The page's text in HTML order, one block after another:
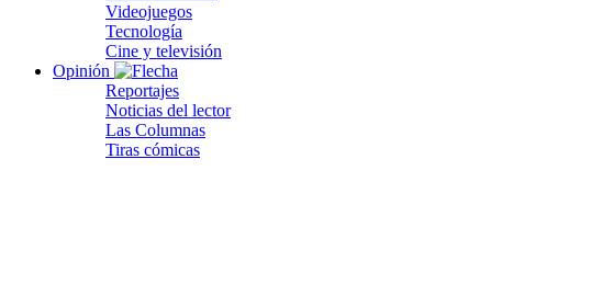
Videojuegos
Tecnología
Cine y televisión
Opinión
Reportajes
Noticias del lector
Las Columnas
Tiras cómicas